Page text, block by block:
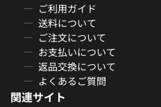
ご利用ガイド
送料について
ご注文について
お支払いについて
返品交換について
よくあるご質問
関連サイト